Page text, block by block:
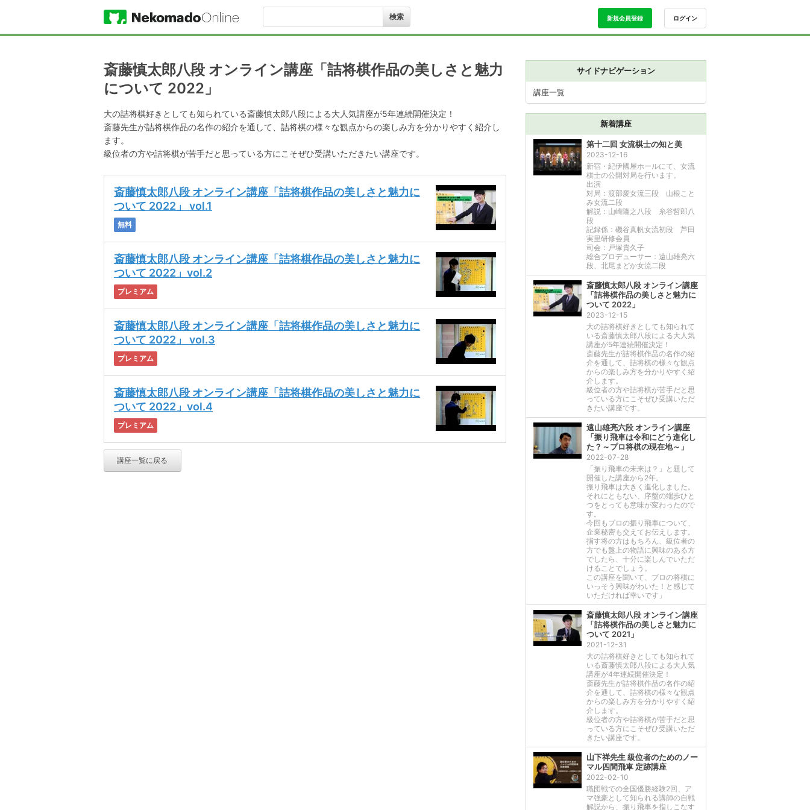
新規会員登録 ログイン
斎藤慎太郎八段 オンライン講座「詰将棋作品の美しさと魅力
について 2022」
大の詰将棋好きとしても知られている斎藤慎太郎八段による大人気講座が5年連続開催決定！
斎藤先生が詰将棋作品の名作の紹介を通して、詰将棋の様々な観点からの楽しみ方を分かりやすく紹介し
ます。
級位者の方や詰将棋が苦手だと思っている方にこそぜひ受講いただきたい講座です。
斎藤慎太郎八段 オンライン講座「詰将棋作品の美しさと魅力に
ついて 2022」 vol.1
無料
斎藤慎太郎八段 オンライン講座「詰将棋作品の美しさと魅力に
ついて 2022」vol.2
プレミアム
斎藤慎太郎八段 オンライン講座「詰将棋作品の美しさと魅力に
ついて 2022」 vol.3
プレミアム
斎藤慎太郎八段 オンライン講座「詰将棋作品の美しさと魅力に
ついて 2022」vol.4
プレミアム
講座一覧に戻る
サイドナビゲーション
講座一覧
新着講座
第十二回 女流棋士の知と美
2023-12-16
新宿・紀伊國屋ホールにて、女流
棋士の公開対局を行います。
出演
対局：渡部愛女流三段 山根こと
み女流二段
解説：山崎隆之八段 糸谷哲郎八
段
記録係：磯谷真帆女流初段 芦田
実里研修会員
司会：戸塚貴久子
総合プロデューサー：遠山雄亮六
段、北尾まどか女流二段
斎藤慎太郎八段 オンライン講座
「詰将棋作品の美しさと魅力に
ついて 2022」
2023-12-15
大の詰将棋好きとしても知られて
いる斎藤慎太郎八段による大人気
講座が5年連続開催決定！
斎藤先生が詰将棋作品の名作の紹
介を通して、詰将棋の様々な観点
からの楽しみ方を分かりやすく紹
介します。
級位者の方や詰将棋が苦手だと思
っている方にこそぜひ受講いただ
きたい講座です。
遠山雄亮六段 オンライン講座
「振り飛車は令和にどう進化し
た？～プロ将棋の現在地～」
2022-07-28
「振り飛車の未来は？」と題して
開催した講座から2年。
振り飛車は大きく進化しました。
それにともない、序盤の端歩ひと
つをとっても意味が変わったので
す。
今回もプロの振り飛車について、
企業秘密も交えてお伝えします。
指す将の方はもちろん、級位者の
方でも盤上の物語に興味のある方
でしたら、十分に楽しんでいただ
けることでしょう。
この講座を聞いて、プロの将棋に
いっそう興味がわいた！と感じて
いただければ幸いです」
斎藤慎太郎八段 オンライン講座
「詰将棋作品の美しさと魅力に
ついて 2021」
2021-12-31
大の詰将棋好きとしても知られて
いる斎藤慎太郎八段による大人気
講座が4年連続開催決定！
斎藤先生が詰将棋作品の名作の紹
介を通して、詰将棋の様々な観点
からの楽しみ方を分かりやすく紹
介します。
級位者の方や詰将棋が苦手だと思
っている方にこそぜひ受講いただ
きたい講座です。
山下祥先生 級位者のためのノー
マル四間飛車 定跡講座
2022-02-10
職団戦での全国優勝経験2回、ア
マ強豪として知られる講師の自戦
解説から、振り飛車を指しこなす